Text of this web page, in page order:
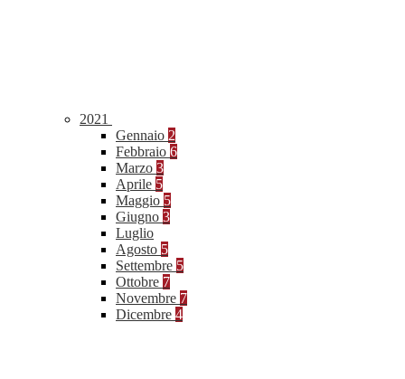
2021
Gennaio 2
Febbraio 6
Marzo 3
Aprile 5
Maggio 5
Giugno 3
Luglio
Agosto 5
Settembre 5
Ottobre 7
Novembre 7
Dicembre 4